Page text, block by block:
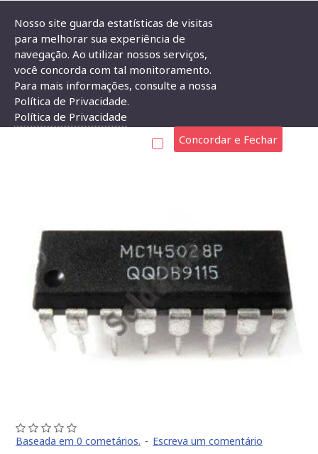
Circuito Integrado MC145028
CIRCUITO INTEGRADO MC145028
Baseada em 0 cometários. - Escreva um comentário
Nosso site guarda estatísticas de visitas
para melhorar sua experiência de
navegação. Ao utilizar nossos serviços,
você concorda com tal monitoramento.
Para mais informações, consulte a nossa
Política de Privacidade.
Política de Privacidade
Concordar e Fechar